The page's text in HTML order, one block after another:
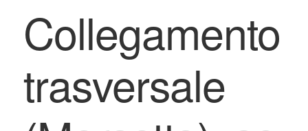
Collegamento
trasversale